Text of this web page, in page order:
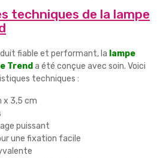
techniques de la lampe
fiable et performant, la lampe
Trend a été conçue avec soin. Voici
techniques :
x 3,5 cm
puissant
une fixation facile